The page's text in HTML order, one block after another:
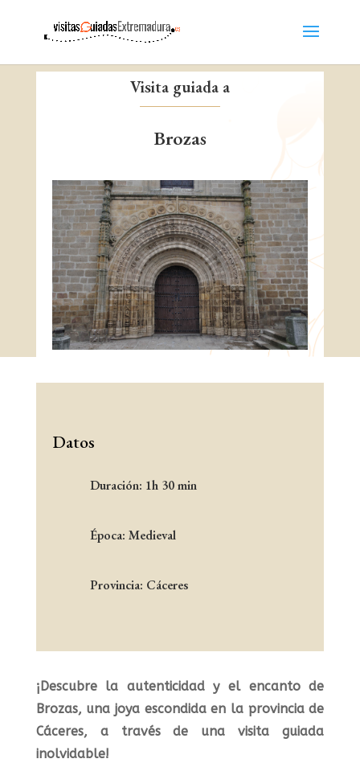
Visita guiada a
Brozas
Datos
Duración: 1h 30 min
Época: Medieval
Provincia: Cáceres
¡Descubre la autenticidad y el encanto de
Brozas, una joya escondida en la provincia de
Cáceres, a través de una visita guiada
inolvidable!